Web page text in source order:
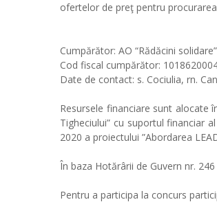
ofertelor de preţ pentru
Cumpărător: AO “Rădăcini
Cod fiscal cumpărător:
Date de contact: s. Cociulia, rn.
Resursele financiare sunt alocate
Tigheciului” cu suportul financiar
2020 a proiectului ”Abordarea
În baza Hotărârii de Guvern nr.
Pentru a participa la concurs